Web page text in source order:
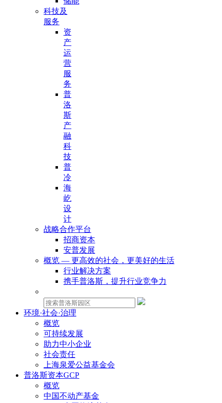
科技及
服务
资
产
运
营
服
务
普
洛
斯
产
融
科
技
普
冷
海
屹
设
计
战略合作平台
招商资本
安普发展
概览 — 更高效的社会，更美好的生活
行业解决方案
携手普洛斯，提升行业竞争力
环境·社会·治理
概览
可持续发展
助力中小企业
社会责任
上海泉爱公益基金会
普洛斯资本GCP
概览
中国不动产基金